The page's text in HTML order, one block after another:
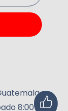
8:00 a